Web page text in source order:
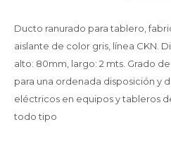
Ducto ranurado para tablero,
aislante de color gris, línea CKN.
alto: 80mm, largo: 2 mts. Grado
para una ordenada disposición y
eléctricos en equipos y tableros
todo tipo